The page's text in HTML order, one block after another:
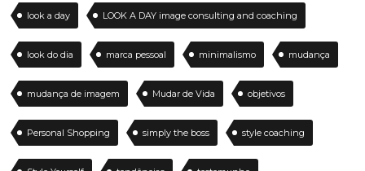
look a day LOOK A DAY image consulting and coaching
look do dia marca pessoal minimalismo mudança
mudança de imagem Mudar de Vida objetivos
Personal Shopping simply the boss style coaching